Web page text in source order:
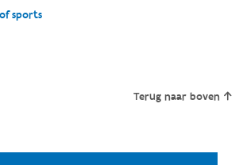
sports
Terug naar boven